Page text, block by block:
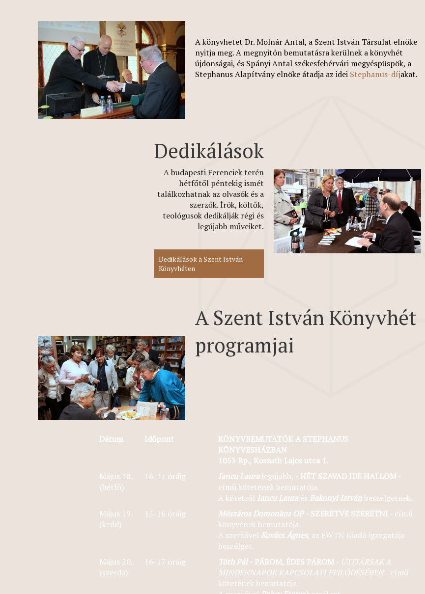
A könyvhetet Dr. Molnár Antal, a Szent István Társulat elnöke
nyitja meg.A megnyitón bemutatásra kerülnek a könyvhét
újdonságai, és Spányi Antal székesfehérvári megyéspüspök, a
Stephanus Alapítvány elnöke átadja az idei Stephanus-díjakat.
Dedikálások
A budapesti Ferenciek terén
hétfőtől péntekig ismét
találkozhatnak az olvasók és a
szerzők. Írók, költők,
teológusok dedikálják régi és
legújabb műveiket.
Dedikálások a Szent István
Könyvhéten
A Szent István Könyvhét
programjai
Dátum Időpont
KÖNYVBEMUTATÓK A STEPHANUS
KÖNYVESHÁZBAN
1053 Bp., Kossuth Lajos utca 1.
Május 18.
(hétfő)
16-17 óráig Iancu Lauralegújabb, - HÉT SZAVAD IDE HALLOM -
című kötetének bemutatója.
A kötetről Iancu Lauraés Bakonyi István beszélgetnek.
Május 19.
(kedd)
15-16 óráig Mészáros Domonkos OP- SZERETVE SZERETNI - című
könyvének bemutatója.
A szerzővel Kovács Ágnes, az EWTN Kiadó igazgatója
beszélget.
Május 20.
(szerda)
16-17 óráig Tóth Pál - PÁROM, ÉDES PÁROM - ÚTITÁRSAK A
MINDENNAPOK KAPCSOLATI FEJLŐDÉSÉBEN- című
kötetének bemutatója.